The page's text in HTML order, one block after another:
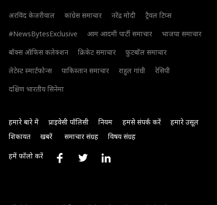
अरविंद केजरीवाल कांग्रेस समाचार नरेंद्र मोदी
ट्रैवल टिप्स
#NewsBytesExclusive
आम आदमी पार्टी समाचार
भाजपा समाचार
बॉक्स ऑफिस कलेक्शन
क्रिकेट समाचार
फुटबॉल समाचार
लेटेस्ट स्मार्टफोन्स
पाकिस्तान समाचार राहुल गांधी
रेसिपी
दक्षिण भारतीय सिनेमा
हमारे बारे में प्राइवेसी पॉलिसी नियम हमसे संपर्क करें
हमारे उसूल
शिकायत
खबरें समाचार संग्रह विषय संग्रह
हमें फॉलो करें